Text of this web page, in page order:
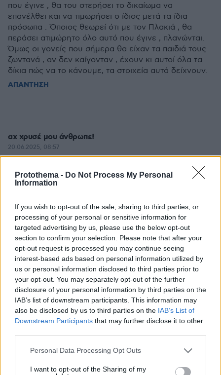
Protothema - Do Not Process My Personal
Information
If you wish to opt-out of the sale, sharing to third parties, or
processing of your personal or sensitive information for
targeted advertising by us, please use the below opt-out
section to confirm your selection. Please note that after your
opt-out request is processed you may continue seeing
interest-based ads based on personal information utilized by
us or personal information disclosed to third parties prior to
your opt-out. You may separately opt-out of the further
disclosure of your personal information by third parties on the
IAB’s list of downstream participants. This information may
also be disclosed by us to third parties on the IAB’s List of
Downstream Participants that may further disclose it to other
Please note that this website/app uses one or more Google
not limited to your visit or usage behaviour. You may click to
Personal Data Processing Opt Outs
I want to opt-out of the Sharing of my
που έγινε , θα του στερήσει το δικαίωμα να
επανέλθει και να τιμωρήσει ο ίδιος μετά τα ίδια
πρόσωπα . Όποιος θεωρεί ότι με τον Πλακιά , θα
περάσει ατιμώρητο όλο αυτό που έγινε , πλανώνται.
Όμως οι γονείς που σήμερα θα είχαν τα παιδιά τους
ζωντανά , αν δεν καίγονταν , έχουν κι αυτοί όλα τα
δίκια πώς να το κάνουμε, τα στοιχεία αυτά δείχνουν.
ΑΠΑΝΤΗΣΗ
αχ χρυσέ μου άνθρωπε!
20.06.2025, 08:57
χίλιες φορές να γεννηθείς, χίλιες θα σε
σταυρώσουν...
ΑΠΑΝΤΗΣΗ
ΕΛΛΗΝΑΣ ''βαρβαρος''
20.06.2025, 08:48
"ετσι" ειναι ο ανθρωπος-γονιος, που παρα την
απωλεια του, διδασκει....ΗΘΟΣ, οι αλλοι
διδασκουν...ΜΙΣΟΣ και διχονοια παρασυρμενοι απο
προβληματικους αριστεροστροφους που
ενδιαφερονται μονο για ψηφαλακια.
ΑΠΑΝΤΗΣΗ
Δημήτρης
δυστυχώς δεν θα την ακούσεις ποτέ, τουλάχιστον όχι
από καρδιάς! Ο καιροσκοπισμός στην Ελλάδα είναι